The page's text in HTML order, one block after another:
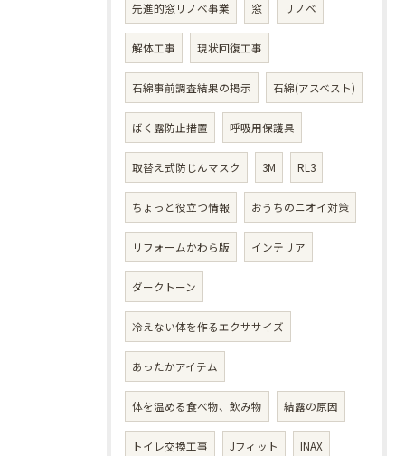
先進的窓リノベ事業 窓 リノベ
解体工事 現状回復工事
石綿事前調査結果の掲示 石綿(アスベスト)
ばく露防止措置 呼吸用保護具
取替え式防じんマスク 3M RL3
ちょっと役立つ情報 おうちのニオイ対策
リフォームかわら版 インテリア
ダークトーン
冷えない体を作るエクササイズ
あったかアイテム
体を温める食べ物、飲み物 結露の原因
トイレ交換工事 Jフィット INAX